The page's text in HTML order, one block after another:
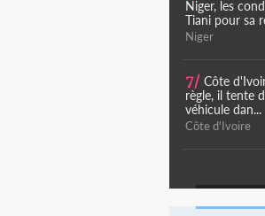
Niger, les
Tiani pour sa
Niger
7/ Côte
règle, il tente
véhicule dan...
Côte d'Ivoire